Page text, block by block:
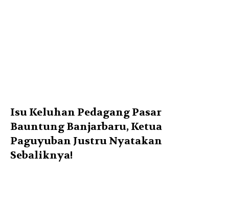
Isu Keluhan Pedagang Pasar
Bauntung Banjarbaru, Ketua
Paguyuban Justru Nyatakan
Sebaliknya!